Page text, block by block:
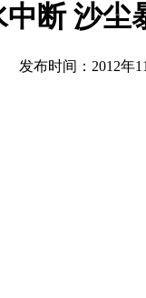
断 沙尘
发布时间：2012年